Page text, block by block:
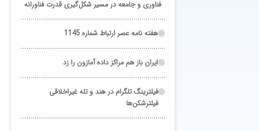
فناوری و جامعه در مسیر شکل‌گیری قدرت فناورانه
هفته نامه عصر ارتباط شماره 1145
ایران باز هم مراکز داده آمازون را زد
فیلترینگ تلگرام در هند و تله غیراخلاقی
فیلترشکن‌ها